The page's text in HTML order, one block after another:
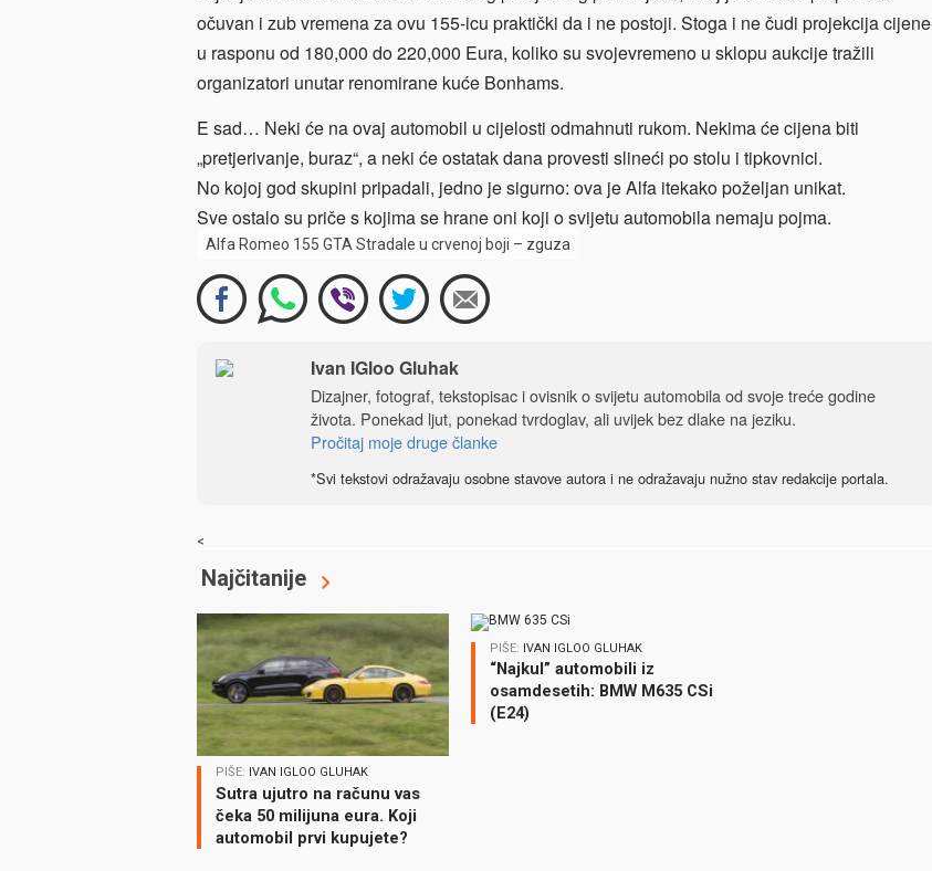
očuvan i zub vremena za ovu 155-icu praktički da i ne postoji. Stoga i ne čudi projekcija cijene
u rasponu od 180,000 do 220,000 Eura, koliko su svojevremeno u sklopu aukcije tražili
organizatori unutar renomirane kuće Bonhams.
E sad… Neki će na ovaj automobil u cijelosti odmahnuti rukom. Nekima će cijena biti
„pretjerivanje, buraz“, a neki će ostatak dana provesti slineći po stolu i tipkovnici.
No kojoj god skupini pripadali, jedno je sigurno: ova je Alfa itekako poželjan unikat.
Sve ostalo su priče s kojima se hrane oni koji o svijetu automobila nemaju pojma.
Alfa Romeo 155 GTA Stradale u crvenoj boji – zguza
Ivan IGloo Gluhak
Dizajner, fotograf, tekstopisac i ovisnik o svijetu automobila od svoje treće godine
života. Ponekad ljut, ponekad tvrdoglav, ali uvijek bez dlake na jeziku.
Pročitaj moje druge članke
*Svi tekstovi odražavaju osobne stavove autora i ne odražavaju nužno stav redakcije portala.
<
Najčitanije
PIŠE: IVAN IGLOO GLUHAK
Sutra ujutro na računu vas
čeka 50 milijuna eura. Koji
automobil prvi kupujete?
PIŠE: IVAN IGLOO GLUHAK
“Najkul” automobili iz
osamdesetih: BMW M635 CSi
(E24)